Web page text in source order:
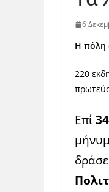
6
Η πόλη
220
Επί